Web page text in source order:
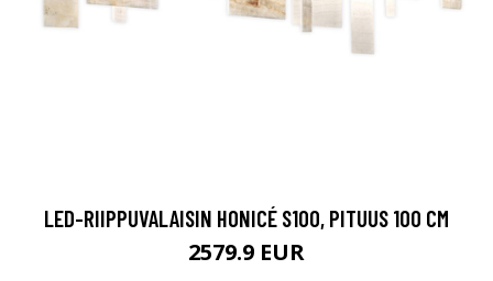
LED-RIIPPUVALAISIN HONICÉ S100, PITUUS 100 CM
2579.9 EUR